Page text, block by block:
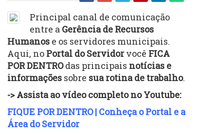
Principal canal de comunicação
entre a Gerência de Recursos
Humanos e os servidores municipais.
Aqui, no Portal do Servidorvocê FICA
POR DENTROdas principais notícias e
informações sobre sua rotina de trabalho.
-> Assista ao vídeo completo no Youtube:
FIQUE POR DENTRO | Conheça o Portal e a
Área do Servidor